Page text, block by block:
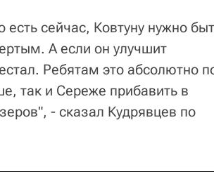
есть сейчас, Ковтуну нужно
А если он улучшит
Ребятам это абсолютно
так и Сереже прибавить в
- сказал Кудрявцев по